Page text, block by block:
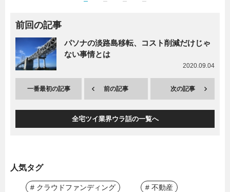
前回の記事
パソナの淡路島移転、コスト削減だけじゃ
ない事情とは
2020.09.04
一番最初の記事 前の記事 次の記事
全宅ツイ業界ウラ話の一覧へ
人気タグ
# クラウドファンディング # 不動産